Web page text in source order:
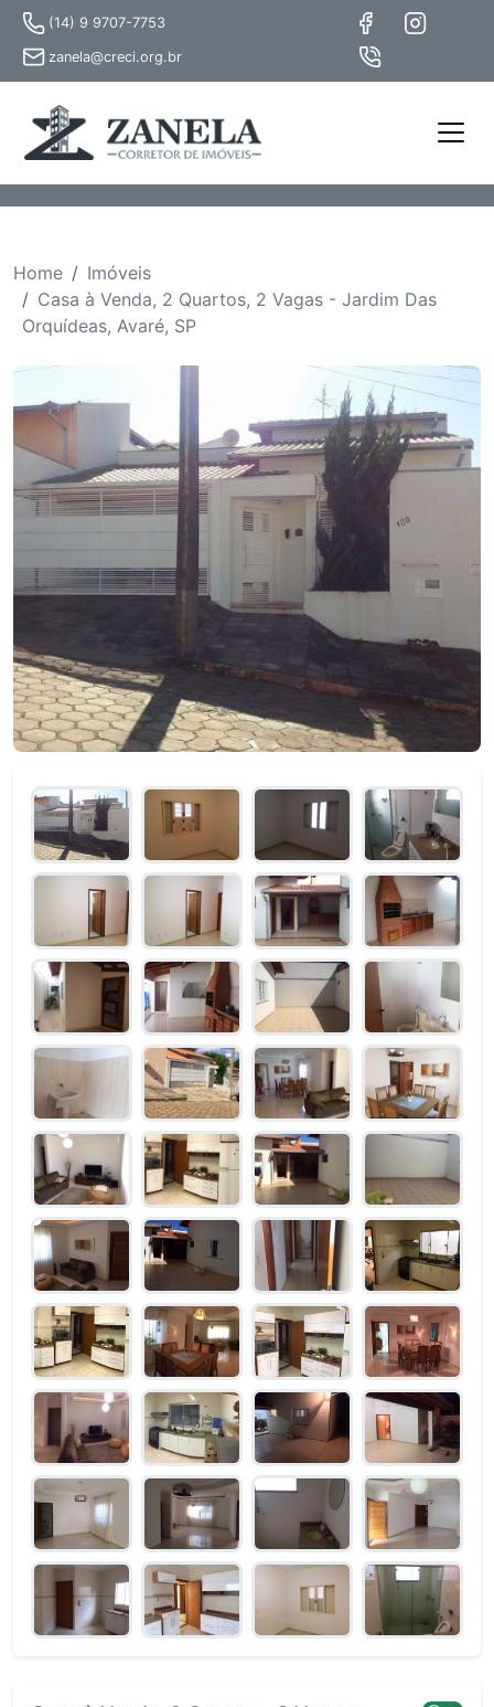
(14) 9 9707-7753
zanela@creci.org.br
Home
Imóveis
Casa à Venda, 2 Quartos, 2 Vagas - Jardim Das
Orquídeas, Avaré, SP